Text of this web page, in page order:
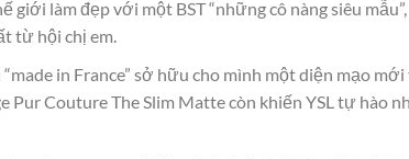
giới làm đẹp với một BST “những cô nàng siêu
từ hội chị em.
“made in France” sở hữu cho mình một diện mạo
Pur Couture The Slim Matte còn khiến YSL tự hào